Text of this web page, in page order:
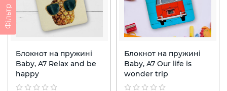
Фільтр
Блокнот на пружині
Baby, A7 Relax and be
happy
Блокнот на пружині
Baby, A7 Our life is
wonder trip